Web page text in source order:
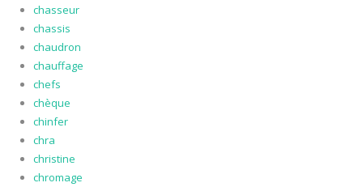
chasseur
chassis
chaudron
chauffage
chefs
chèque
chinfer
chra
christine
chromage